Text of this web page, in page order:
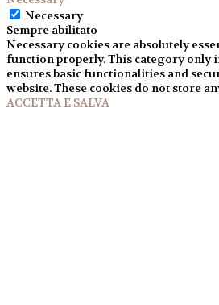
Necessary
Sempre abilitato
Necessary cookies are absolutely
function properly. This category only
ensures basic functionalities and
website. These cookies do not store
ACCETTA E SALVA